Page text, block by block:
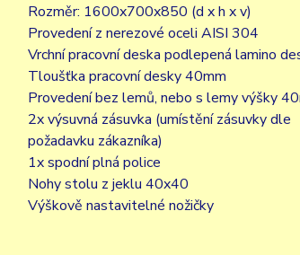
Rozměr: 1600x700x850 (d x h x v)
Provedení z nerezové oceli AISI 304
Vrchní pracovní deska podlepená lamino
Tloušťka pracovní desky 40mm
Provedení bez lemů, nebo s lemy výšky
2x výsuvná zásuvka (umístění zásuvky dle
požadavku zákazníka)
1x spodní plná police
Nohy stolu z jeklu 40x40
Výškově nastavitelné nožičky